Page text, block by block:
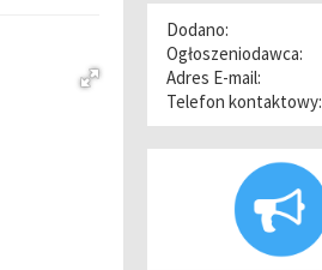
Dodano:
Ogłoszeniodawca:
Adres E-mail:
Telefon kontaktowy: